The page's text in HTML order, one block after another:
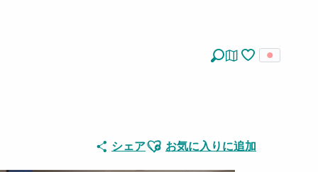
シェアAjouter aux favoris
お気に入りに追加